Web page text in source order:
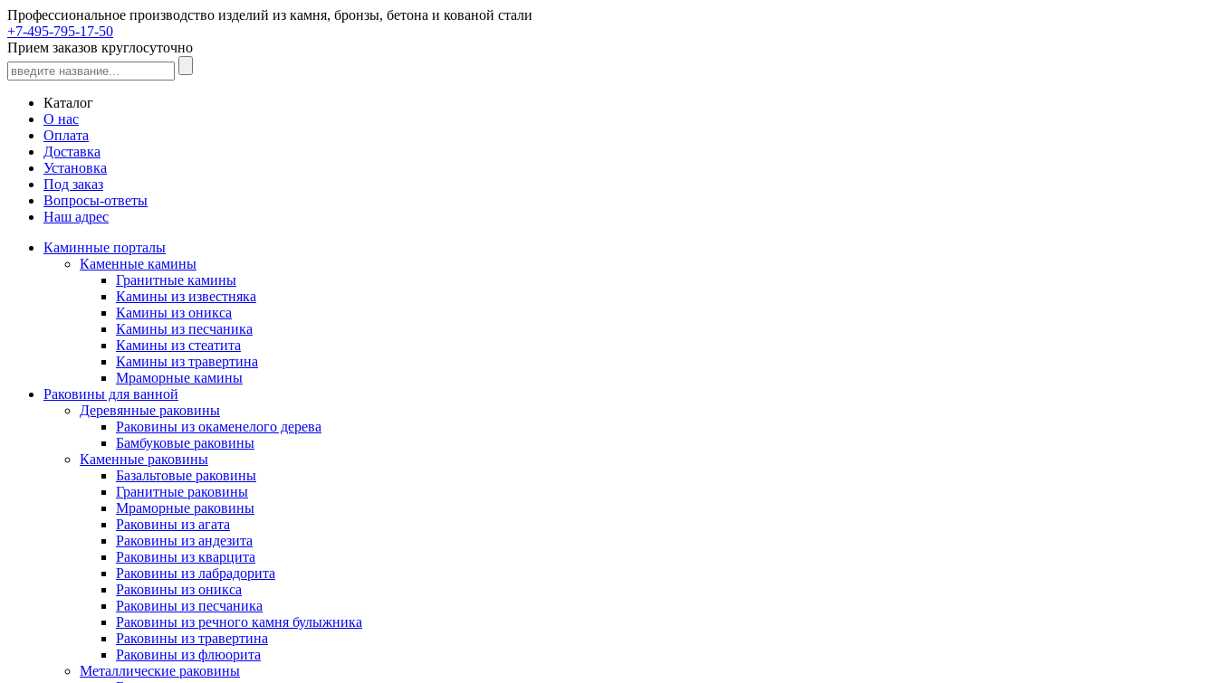
Профессиональное производство изделий из камня, бронзы, бетона и кованой стали
+7-495-795-17-50
Прием заказов круглосуточно
Каталог
О нас
Оплата
Доставка
Установка
Под заказ
Вопросы-ответы
Наш адрес
Каминные порталы
Каменные камины
Гранитные камины
Камины из известняка
Камины из оникса
Камины из песчаника
Камины из стеатита
Камины из травертина
Мраморные камины
Раковины для ванной
Деревянные раковины
Раковины из окаменелого дерева
Бамбуковые раковины
Каменные раковины
Базальтовые раковины
Гранитные раковины
Мраморные раковины
Раковины из агата
Раковины из андезита
Раковины из кварцита
Раковины из лабрадорита
Раковины из оникса
Раковины из песчаника
Раковины из речного камня булыжника
Раковины из травертина
Раковины из флюорита
Металлические раковины